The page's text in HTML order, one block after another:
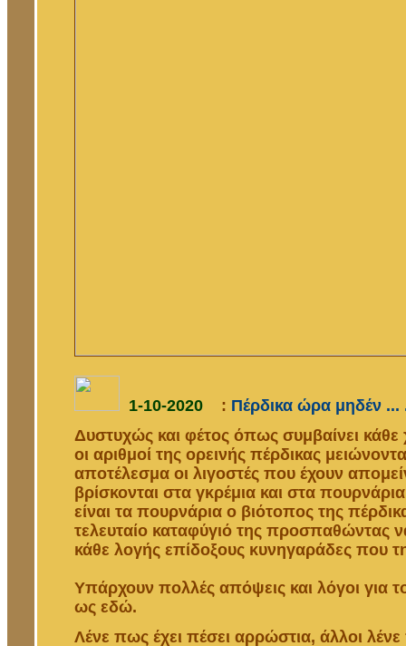
1-10-2020 : Πέρδικα ώρα μηδέν ...
Δυστυχώς και φέτος όπως συμβαίνει κάθε
οι αριθμοί της ορεινής πέρδικας
αποτέλεσμα οι λιγοστές που έχουν
βρίσκονται στα γκρέμια και στα
είναι τα πουρνάρια ο βιότοπος της
τελευταίο καταφύγιό της προσπαθώντας
κάθε λογής επίδοξους κυνηγαράδες που
Υπάρχουν πολλές απόψεις και λόγοι για
ως εδώ.
Λένε πως έχει πέσει αρρώστια, άλλοι